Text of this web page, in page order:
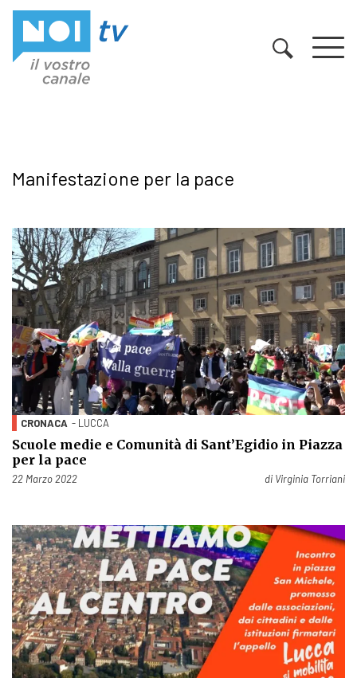
Manifestazione per la pace
CRONACA - LUCCA
Scuole medie e Comunità di Sant’Egidio in Piazza
per la pace
Pubblicato il
22 Marzo 2022 di Virginia Torriani